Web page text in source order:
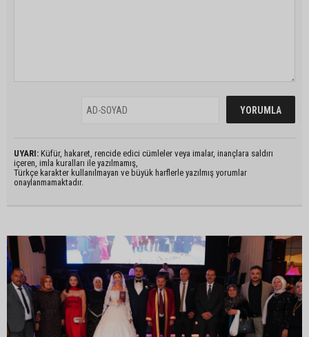
UYARI: Küfür, hakaret, rencide edici cümleler veya imalar, inançlara saldırı
içeren, imla kuralları ile yazılmamış,
Türkçe karakter kullanılmayan ve büyük harflerle yazılmış yorumlar
onaylanmamaktadır.